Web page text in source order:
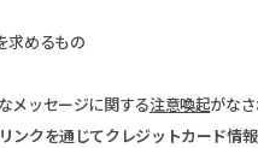
求めるもの
メッセージに関する注意喚起がなさ
ンクを通じてクレジットカード情